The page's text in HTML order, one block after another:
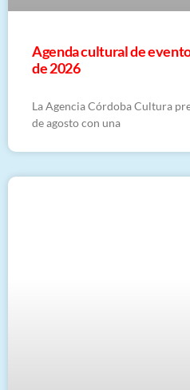
​Agenda cultural de
de 2026
La Agencia Córdoba Cultura
de agosto con una